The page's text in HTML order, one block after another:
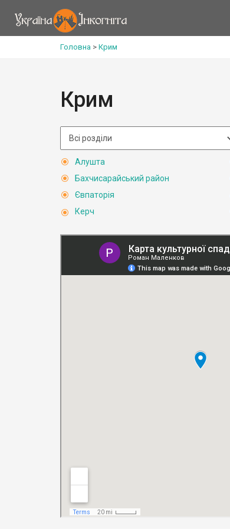
Головна > Крим
Крим
Алушта
Бахчисарайський район
Євпаторія
Керч